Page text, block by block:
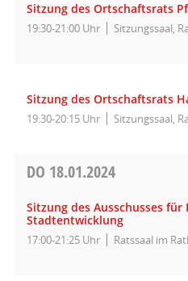
Sitzung des Ortschaftsrats
19:30-21:00 Uhr Sitzungssaal,
Sitzung des Ortschaftsrats
19:30-20:15 Uhr Sitzungssaal,
DO 18.01.2024
Sitzung des Ausschusses
Stadtentwicklung
17:00-21:25 Uhr Ratssaal im